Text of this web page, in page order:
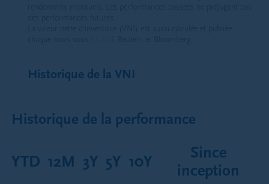
Historique de la VNI
Historique de la performance
YTD 12M 3Y 5Y 10Y
Since
inception